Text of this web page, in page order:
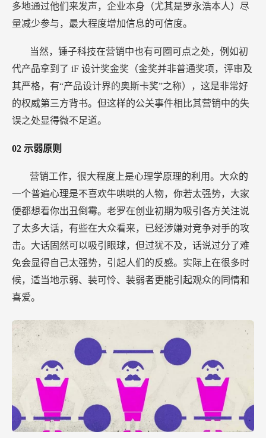
多地通过他们来发声，企业本身（尤其是罗永浩本人）尽
量减少参与，最大程度增加信息的可信度。
当然，锤子科技在营销中也有可圈可点之处，例如初
代产品拿到了 iF 设计奖金奖（金奖并非普通奖项，评审及
其严格，有“产品设计界的奥斯卡奖”之称），这是非常好
的权威第三方背书。但这样的公关事件相比其营销中的失
误之处显得微不足道。
02 示弱原则
营销工作，很大程度上是心理学原理的利用。大众的
一个普遍心理是不喜欢牛哄哄的人物，你若太强势，大家
便都想看你出丑倒霉。老罗在创业初期为吸引各方关注说
了太多大话，有些在大众看来，已经涉嫌对竞争对手的攻
击。大话固然可以吸引眼球，但过犹不及，话说过分了难
免会显得自己太强势，引起人们的反感。实际上在很多时
候，适当地示弱、装可怜、装弱者更能引起观众的同情和
喜爱。